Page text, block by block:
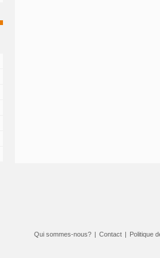
Qui sommes-nous? | Contact | Politique